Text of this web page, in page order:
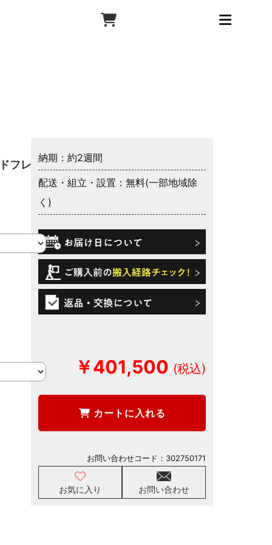
フレー
納期：約2週間
配送・組立・設置：無料(一部地域除
く)
￥401,500
カートに入れる
お気に入り お問い合わせ
お問い合わせコード： 302750171